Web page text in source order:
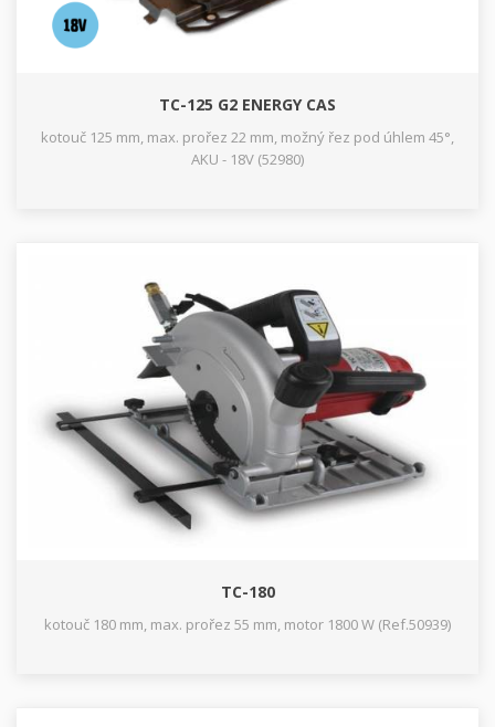
TC-125 G2 ENERGY CAS
kotouč 125 mm, max. prořez 22 mm, možný řez pod úhlem 45°,
AKU - 18V (52980)
TC-180
kotouč 180 mm, max. prořez 55 mm, motor 1800 W (Ref.50939)